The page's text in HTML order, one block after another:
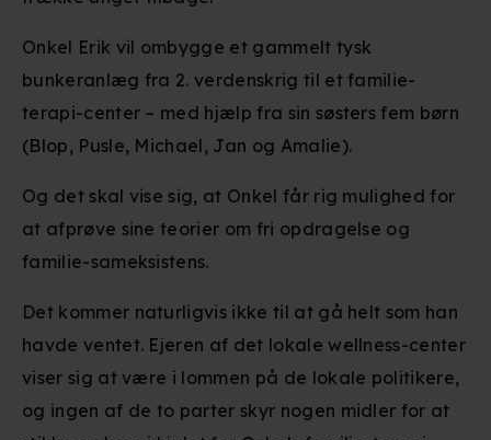
Onkel Erik vil ombygge et gammelt tysk
bunkeranlæg fra 2. verdenskrig til et familie-
terapi-center – med hjælp fra sin søsters fem børn
(Blop, Pusle, Michael, Jan og Amalie).
Og det skal vise sig, at Onkel får rig mulighed for
at afprøve sine teorier om fri opdragelse og
familie-sameksistens.
Det kommer naturligvis ikke til at gå helt som han
havde ventet. Ejeren af det lokale wellness-center
viser sig at være i lommen på de lokale politikere,
og ingen af de to parter skyr nogen midler for at